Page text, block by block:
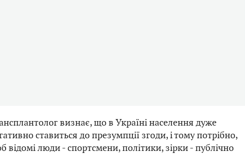
визнає, що в Україні населення дуже
ставиться до презумпції згоди, і тому потрібно,
відомі люди - спортсмени, політики, зірки - публічно